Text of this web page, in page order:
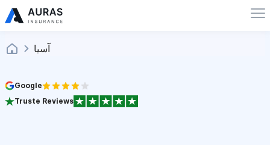
آسيا
Google
Truste Reviews